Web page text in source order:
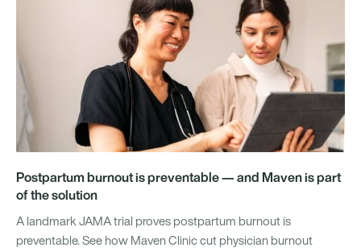
Postpartum burnout is preventable — and Maven is part
of the solution
A landmark JAMA trial proves postpartum burnout is
preventable. See how Maven Clinic cut physician burnout